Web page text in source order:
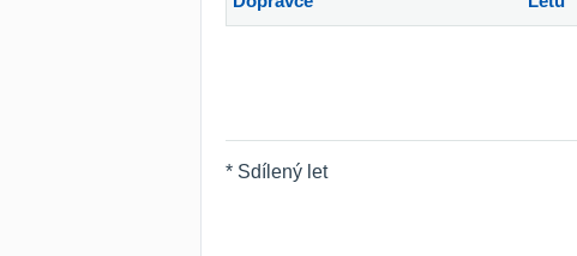
* Sdílený let